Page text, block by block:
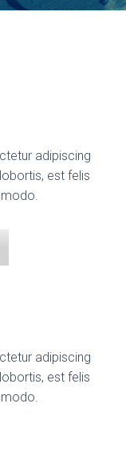
adipiscing
est felis
adipiscing
est felis